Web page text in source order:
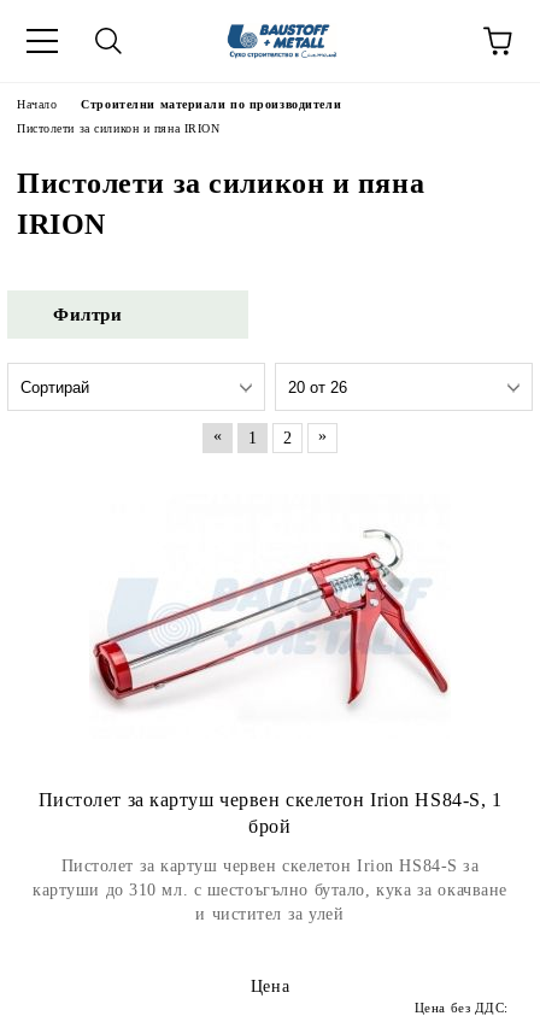
Начало
Строителни материали по производители
Пистолети за силикон и пяна IRION
Пистолети за силикон и пяна
IRION
Филтри
« 1 2 »
Пистолет за картуш червен скелетон Irion HS84-S, 1
брой
Пистолет за картуш червен скелетон Irion HS84-S за
картуши до 310 мл. с шестоъгълно бутало, кука за окачване
и чистител за улей
Цена
Цена без ДДС: